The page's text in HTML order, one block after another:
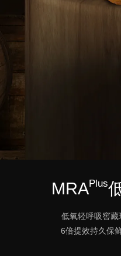
MRAPlus
低氧轻呼吸窖藏
6倍提效持久保